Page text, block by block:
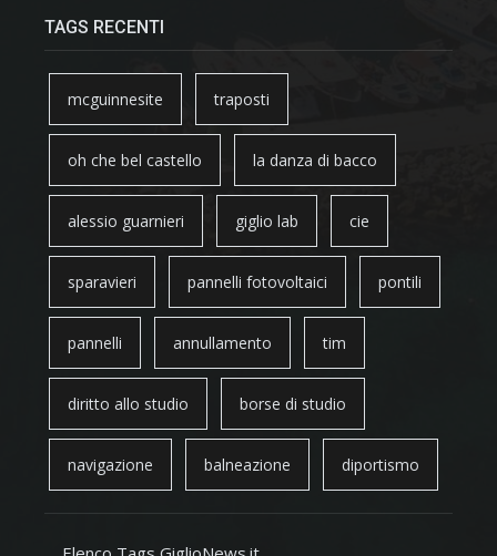
TAGS RECENTI
mcguinnesite traposti
oh che bel castello la danza di bacco
alessio guarnieri giglio lab cie
sparavieri pannelli fotovoltaici pontili
pannelli annullamento tim
diritto allo studio borse di studio
navigazione balneazione diportismo